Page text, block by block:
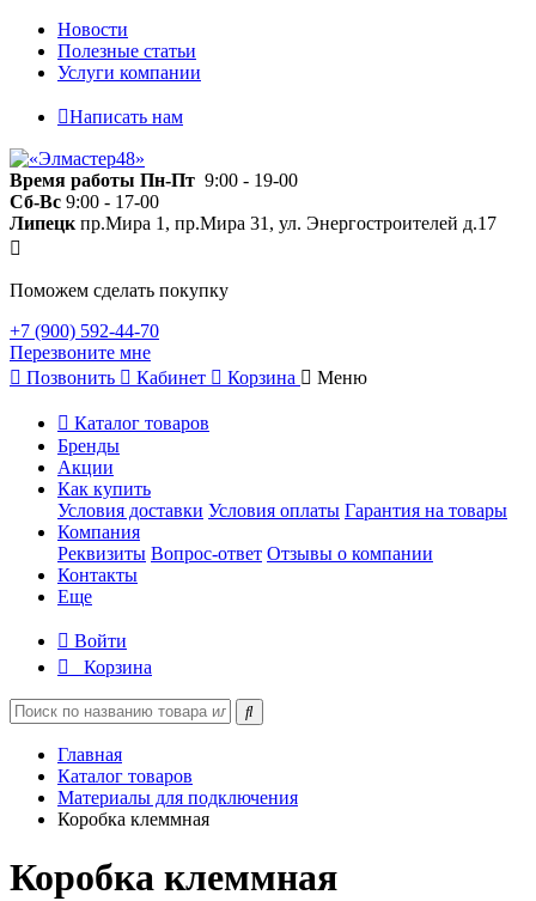
Новости
Полезные статьи
Услуги компании
Написать нам
Время работы Пн-Пт 9:00 - 19-00
Сб-Вс 9:00 - 17-00
Липецк пр.Мира 1, пр.Мира 31, ул. Энергостроителей д.17
Поможем сделать покупку
+7 (900) 592-44-70
Перезвоните мне
Позвонить
Кабинет Корзина Меню
Каталог товаров
Бренды
Акции
Как купить
Условия доставки Условия оплаты Гарантия на товары
Компания
Реквизиты Вопрос-ответ Отзывы о компании
Контакты
Еще
Войти
Корзина
Главная
Каталог товаров
Материалы для подключения
Коробка клеммная
Коробка клеммная